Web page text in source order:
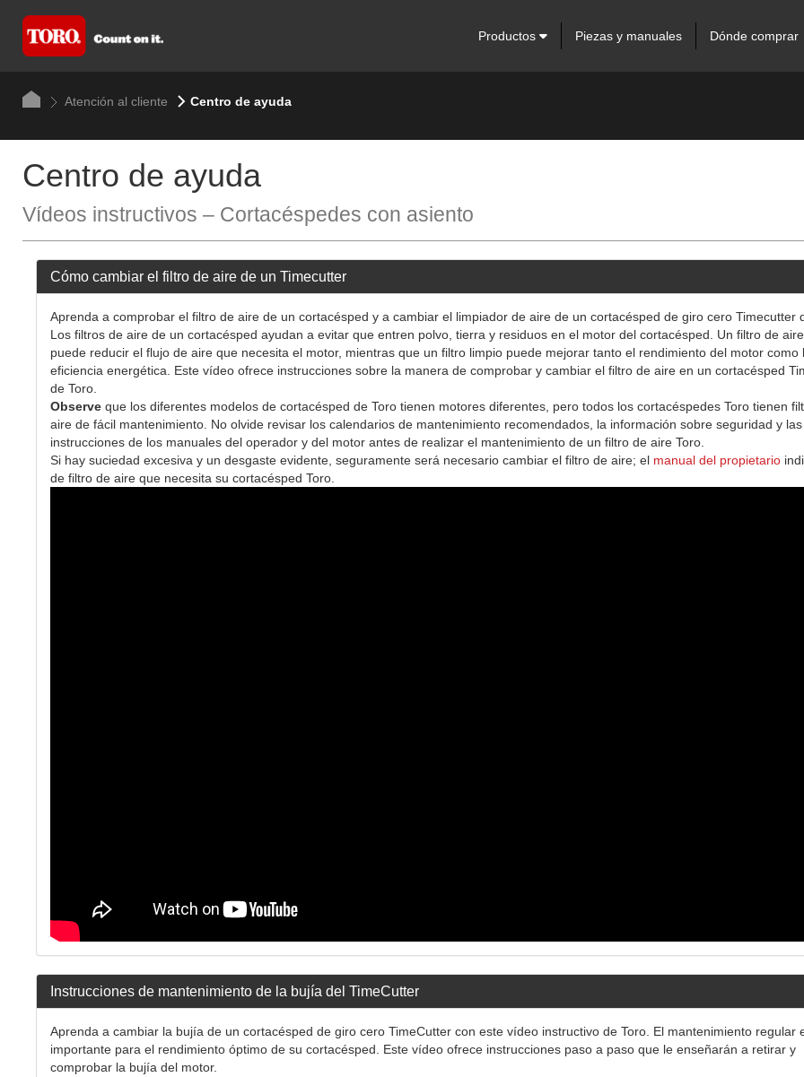
Productos Piezas y manuales Dónde comprar
Atención al cliente Centro de ayuda
Centro de ayuda
Vídeos instructivos – Cortacéspedes con asiento
Cómo cambiar el filtro de aire de un Timecutter
Aprenda a comprobar el filtro de aire de un cortacésped y a cambiar el limpiador de aire de un cortacésped de giro cero Timecutter
Los filtros de aire de un cortacésped ayudan a evitar que entren polvo, tierra y residuos en el motor del cortacésped. Un filtro de
puede reducir el flujo de aire que necesita el motor, mientras que un filtro limpio puede mejorar tanto el rendimiento del motor como
eficiencia energética. Este vídeo ofrece instrucciones sobre la manera de comprobar y cambiar el filtro de aire en un cortacésped
de Toro.
Observeque los diferentes modelos de cortacésped de Toro tienen motores diferentes, pero todos los cortacéspedes Toro tienen
aire de fácil mantenimiento. No olvide revisar los calendarios de mantenimiento recomendados, la información sobre seguridad y las
instrucciones de los manuales del operador y del motor antes de realizar el mantenimiento de un filtro de aire Toro.
Si hay suciedad excesiva y un desgaste evidente, seguramente será necesario cambiar el filtro de aire; el manual del propietario
de filtro de aire que necesita su cortacésped Toro.
Instrucciones de mantenimiento de la bujía del TimeCutter
Aprenda a cambiar la bujía de un cortacésped de giro cero TimeCutter con este vídeo instructivo de Toro. El mantenimiento regular
importante para el rendimiento óptimo de su cortacésped. Este vídeo ofrece instrucciones paso a paso que le enseñarán a retirar y
comprobar la bujía del motor.